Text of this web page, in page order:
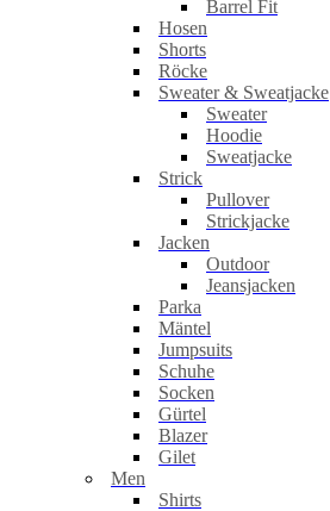
Barrel Fit
Hosen
Shorts
Röcke
Sweater & Sweatjacke
Sweater
Hoodie
Sweatjacke
Strick
Pullover
Strickjacke
Jacken
Outdoor
Jeansjacken
Parka
Mäntel
Jumpsuits
Schuhe
Socken
Gürtel
Blazer
Gilet
Men
Shirts